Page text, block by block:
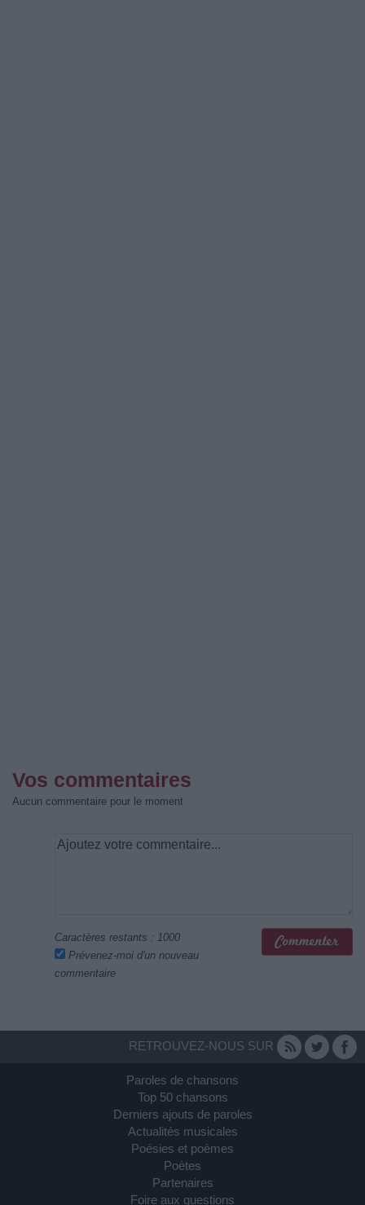
Vos commentaires
Aucun commentaire pour le moment
Caractères restants : 1000
Prévenez-moi d'un nouveau
commentaire
RETROUVEZ-NOUS SUR
Paroles de chansons
Top 50 chansons
Derniers ajouts de paroles
Actualités musicales
Poésies et poèmes
Poètes
Partenaires
Foire aux questions